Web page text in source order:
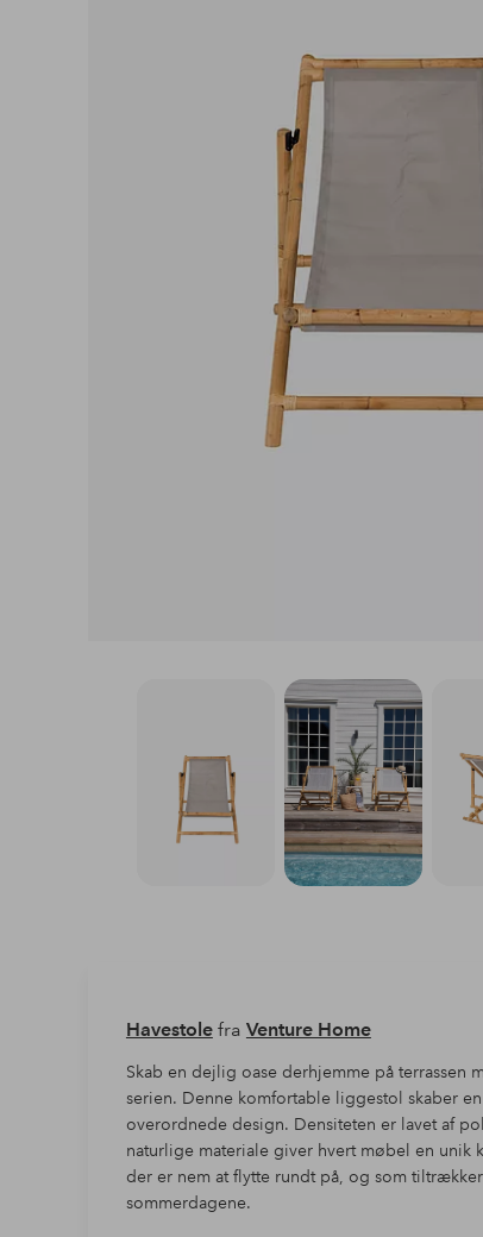
Havestolefra Venture Home
Skab en dejlig oase derhjemme på terrassen
serien. Denne komfortable liggestol skaber
overordnede design. Densiteten er lavet af
naturlige materiale giver hvert møbel en unik
der er nem at flytte rundt på, og som
sommerdagene.